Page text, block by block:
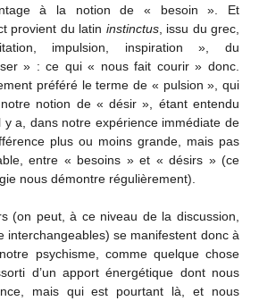
à la notion de « besoin ». Et
provient du latin instinctus, issu du grec,
impulsion, inspiration », du
» : ce qui « nous fait courir » donc.
préféré le terme de « pulsion », qui
notion de « désir », étant entendu
a, dans notre expérience immédiate de
plus ou moins grande, mais pas
entre « besoins » et « désirs » (ce
nous démontre régulièrement).
(on peut, à ce niveau de la discussion,
interchangeables) se manifestent donc à
psychisme, comme quelque chose
d’un apport énergétique dont nous
mais qui est pourtant là, et nous